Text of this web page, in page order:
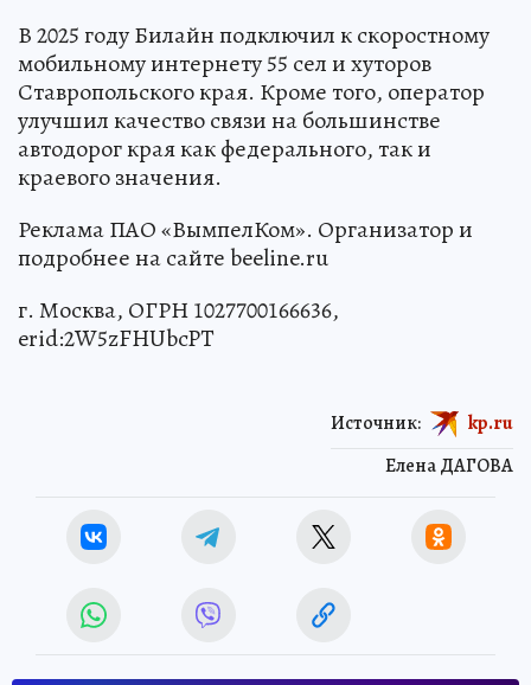
В 2025 году Билайн подключил к скоростному
мобильному интернету 55 сел и хуторов
Ставропольского края. Кроме того, оператор
улучшил качество связи на большинстве
автодорог края как федерального, так и
краевого значения.
Реклама ПАО «ВымпелКом». Организатор и
подробнее на сайте beeline.ru
г. Москва, ОГРН 1027700166636,
erid:2W5zFHUbcPT
Елена ДАГОВА
Источник: kp.ru